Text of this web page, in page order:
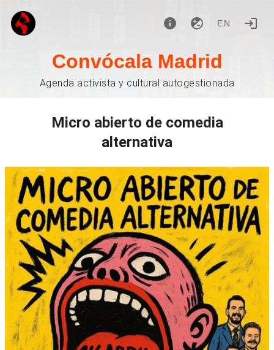
EN
Convócala Madrid
Agenda activista y cultural autogestionada
Micro abierto de comedia
alternativa